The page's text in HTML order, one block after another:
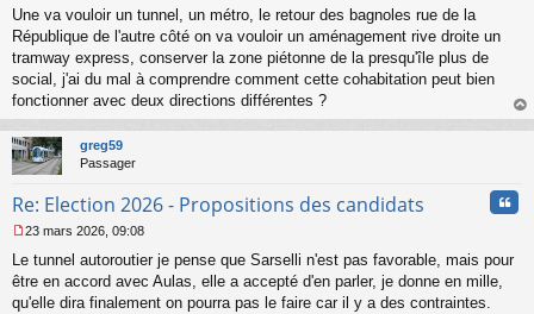
s
a
g
e
n
o
n
l
u
Une va vouloir un tunnel, un métro, le retour des bagnoles rue de la
République de l'autre côté on va vouloir un aménagement rive droite un
tramway express, conserver la zone piétonne de la presqu'île plus de
social, j'ai du mal à comprendre comment cette cohabitation peut bien
fonctionner avec deux directions différentes ?
au
greg59
Passager
Re: Election 2026 - Propositions des candidats
e
s
s
23 mars 2026, 09:08
Le tunnel autoroutier je pense que Sarselli n'est pas favorable, mais pour
être en accord avec Aulas, elle a accepté d'en parler, je donne en mille,
qu'elle dira finalement on pourra pas le faire car il y a des contraintes.